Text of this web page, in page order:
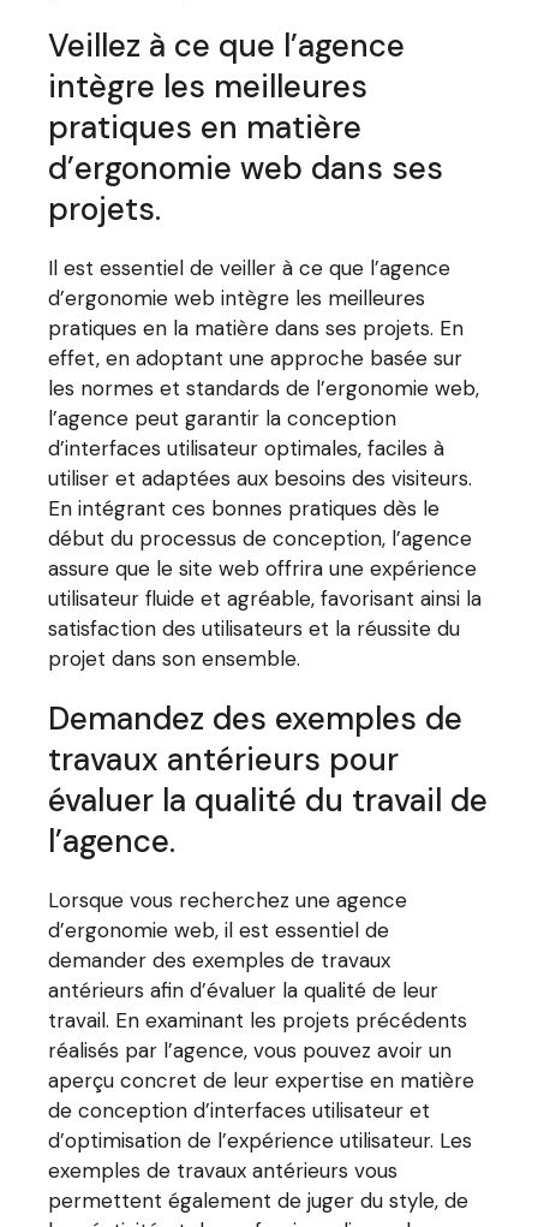
Veillez à ce que l’agence
intègre les meilleures
pratiques en matière
d’ergonomie web dans ses
projets.
Il est essentiel de veiller à ce que l’agence
d’ergonomie web intègre les meilleures
pratiques en la matière dans ses projets. En
effet, en adoptant une approche basée sur
les normes et standards de l’ergonomie web,
l’agence peut garantir la conception
d’interfaces utilisateur optimales, faciles à
utiliser et adaptées aux besoins des visiteurs.
En intégrant ces bonnes pratiques dès le
début du processus de conception, l’agence
assure que le site web offrira une expérience
utilisateur fluide et agréable, favorisant ainsi la
satisfaction des utilisateurs et la réussite du
projet dans son ensemble.
Demandez des exemples de
travaux antérieurs pour
évaluer la qualité du travail de
l’agence.
Lorsque vous recherchez une agence
d’ergonomie web, il est essentiel de
demander des exemples de travaux
antérieurs afin d’évaluer la qualité de leur
travail. En examinant les projets précédents
réalisés par l’agence, vous pouvez avoir un
aperçu concret de leur expertise en matière
de conception d’interfaces utilisateur et
d’optimisation de l’expérience utilisateur. Les
exemples de travaux antérieurs vous
permettent également de juger du style, de